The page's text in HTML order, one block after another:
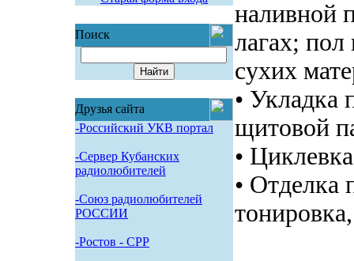
Поиск
Друзья сайта
-Российский УКВ портал
-Сервер Кубанских
радиолюбителей
-Союз радиолюбителей
РОССИИ
-Pостов - CPP
наливной
лагах;
сухих
• Укладка
щитовой
•
• Отделка